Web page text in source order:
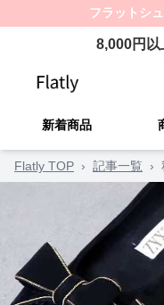
フラットシ
8,000円
新着商品
Flatly TOP › 記事一覧 ›